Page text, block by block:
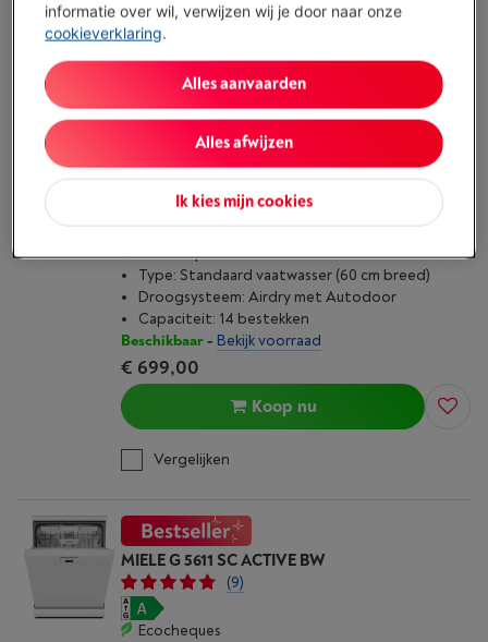
Vergelijken
(5)
Ecocheques
Type: Standaard vaatwasser (60 cm breed)
Droogsysteem: Airdry met Autodoor
Capaciteit: 14 bestekken
Beschikbaar- Bekijk voorraad
€ 699,00
Koop nu
Vergelijken
MIELE G 5611 SC ACTIVE BW
(9)
Ecocheques
informatie over wil, verwijzen wij je door naar onze
cookieverklaring.
Ik kies mijn cookies
Alles afwijzen
Alles aanvaarden